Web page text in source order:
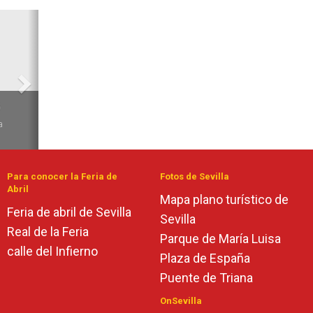
Para conocer la Feria de
Abril
Feria de abril de Sevilla
Real de la Feria
calle del Infierno
Fotos de Sevilla
Mapa plano turístico de
Sevilla
Parque de María Luisa
Plaza de España
Puente de Triana
OnSevilla